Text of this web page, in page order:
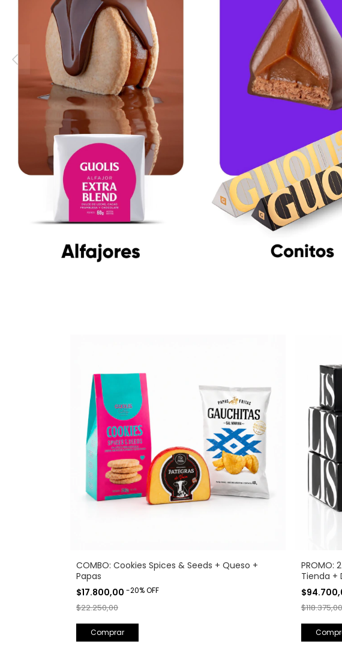
COMBO: Cookies Spices & Seeds + Queso +
Papas
$17.800,00 -20%OFF
$22.250,00
Comprar
PROMO:
Tienda +
$118.375,00